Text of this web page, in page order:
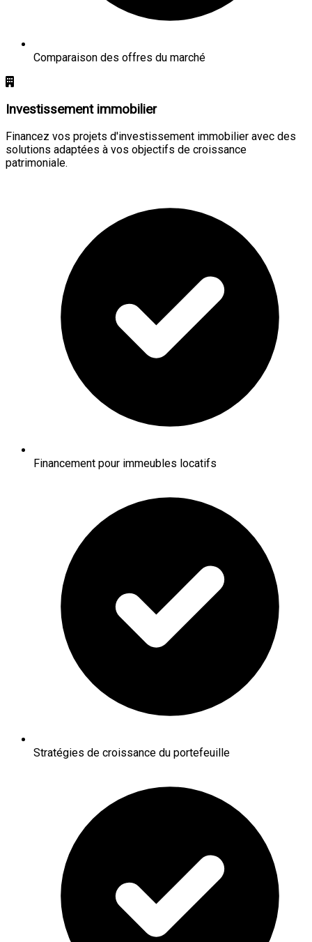
Comparaison des offres du marché
Investissement immobilier
Financez vos projets d'investissement immobilier avec des
solutions adaptées à vos objectifs de croissance
patrimoniale.
Financement pour immeubles locatifs
Stratégies de croissance du portefeuille